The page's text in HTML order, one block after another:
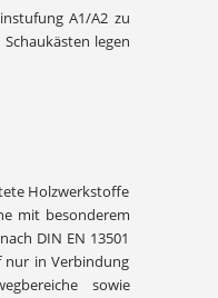
A1/A2 zu
legen
Holzwerkstoffe
mit besonderem
DIN EN 13501
nur in Verbindung
sowie